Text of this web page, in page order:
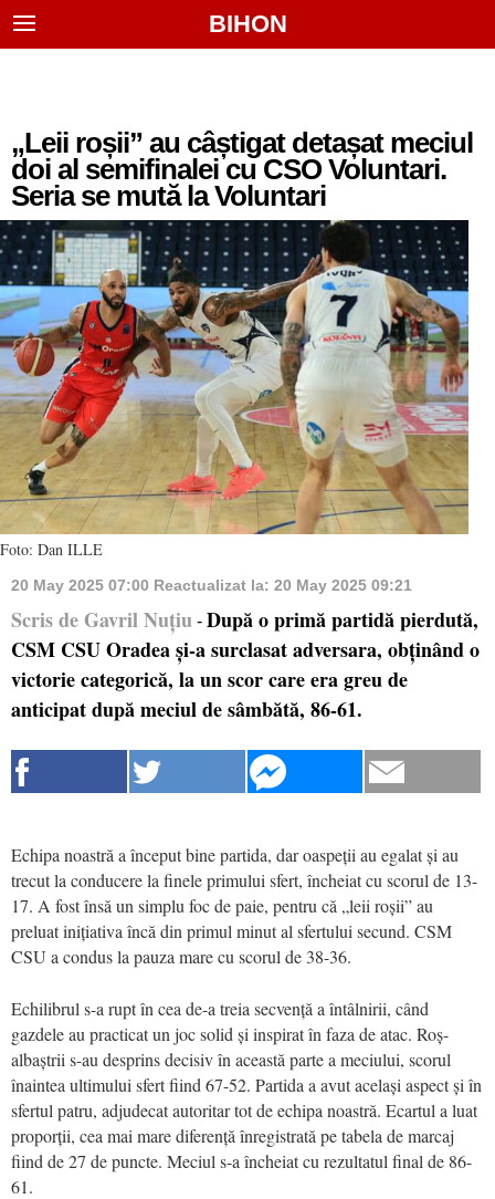
BIHON
„Leii roșii” au câștigat detașat meciul
doi al semifinalei cu CSO Voluntari.
Seria se mută la Voluntari
Foto: Dan ILLE
20 May 2025 07:00 Reactualizat la: 20 May 2025 09:21
Scris de Gavril Nuțiu - După o primă partidă pierdută,
CSM CSU Oradea și-a surclasat adversara, obținând o
victorie categorică, la un scor care era greu de
anticipat după meciul de sâmbătă, 86-61.
Echipa noastră a început bine partida, dar oaspeții au egalat și au
trecut la conducere la finele primului sfert, încheiat cu scorul de 13-
17. A fost însă un simplu foc de paie, pentru că „leii roșii” au
preluat inițiativa încă din primul minut al sfertului secund. CSM
CSU a condus la pauza mare cu scorul de 38-36.
Echilibrul s-a rupt în cea de-a treia secvență a întâlnirii, când
gazdele au practicat un joc solid și inspirat în faza de atac. Roș-
albaștrii s-au desprins decisiv în această parte a meciului, scorul
înaintea ultimului sfert fiind 67-52. Partida a avut același aspect și în
sfertul patru, adjudecat autoritar tot de echipa noastră. Ecartul a luat
proporții, cea mai mare diferență înregistrată pe tabela de marcaj
fiind de 27 de puncte. Meciul s-a încheiat cu rezultatul final de 86-
61.